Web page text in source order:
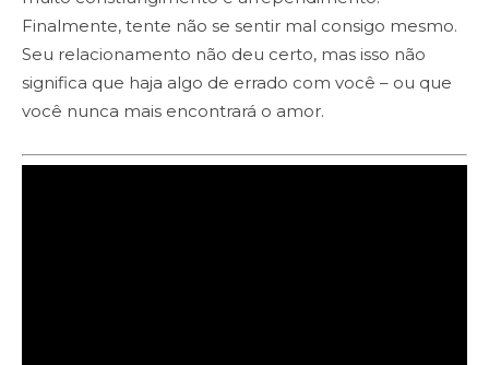
Finalmente, tente não se sentir mal consigo mesmo.
Seu relacionamento não deu certo, mas isso não
significa que haja algo de errado com você – ou que
você nunca mais encontrará o amor.